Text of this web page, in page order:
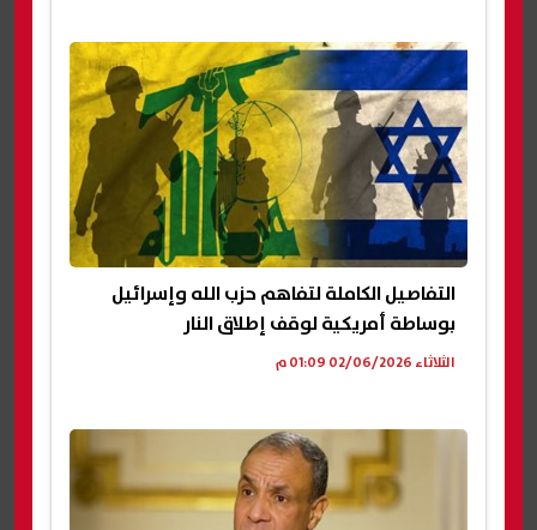
التفاصيل الكاملة لتفاهم حزب الله وإسرائيل
بوساطة أمريكية لوقف إطلاق النار
الثلاثاء 02/06/2026 01:09 م